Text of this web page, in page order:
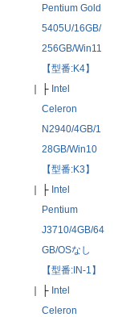
Pentium Gold
5405U/16GB/
256GB/Win11
【型番:K4】
｜
├ Intel
Celeron
N2940/4GB/1
28GB/Win10
【型番:K3】
｜
├ Intel
Pentium
J3710/4GB/64
GB/OSなし
【型番:IN-1】
｜
├ Intel
Celeron